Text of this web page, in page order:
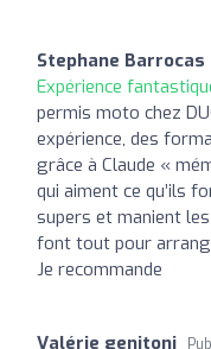
Stephane Barrocas
Expérience
permis moto chez
expérience, des
grâce à Claude «
qui aiment ce qu’ils
supers et manient
font tout pour
Je recommande
Valérie genitoni